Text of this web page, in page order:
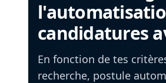
candidatures
En fonction de tes
recherche, postule